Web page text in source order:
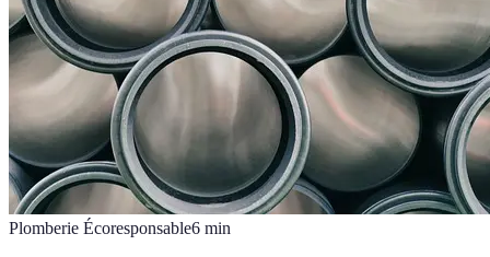
Plomberie Écoresponsable6 min